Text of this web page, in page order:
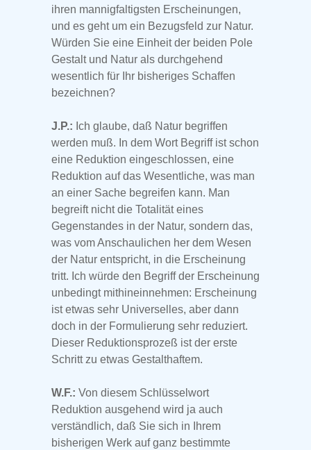
ihren mannigfaltigsten Erscheinungen,
und es geht um ein Bezugsfeld zur Natur.
Würden Sie eine Einheit der beiden Pole
Gestalt und Natur als durchgehend
wesentlich für Ihr bisheriges Schaffen
bezeichnen?
J.P.: Ich glaube, daß Natur begriffen
werden muß. In dem Wort Begriff ist schon
eine Reduktion eingeschlossen, eine
Reduktion auf das Wesentliche, was man
an einer Sache begreifen kann. Man
begreift nicht die Totalität eines
Gegenstandes in der Natur, sondern das,
was vom Anschaulichen her dem Wesen
der Natur entspricht, in die Erscheinung
tritt. Ich würde den Begriff der Erscheinung
unbedingt mithineinnehmen: Erscheinung
ist etwas sehr Universelles, aber dann
doch in der Formulierung sehr reduziert.
Dieser Reduktionsprozeß ist der erste
Schritt zu etwas Gestalthaftem.
W.F.: Von diesem Schlüsselwort
Reduktion ausgehend wird ja auch
verständlich, daß Sie sich in Ihrem
bisherigen Werk auf ganz bestimmte